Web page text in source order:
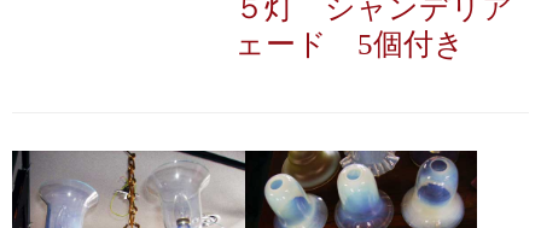
５灯 シャンデリア
ェード 5個付き